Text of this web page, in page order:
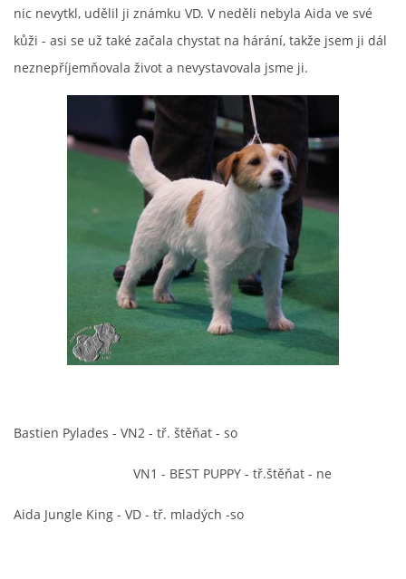
nic nevytkl, udělil ji známku VD. V neděli nebyla Aida ve své
kůži - asi se už také začala chystat na hárání, takže jsem ji dál
neznepříjemňovala život a nevystavovala jsme ji.
Bastien Pylades - VN2 - tř. štěňat - so
VN1 - BEST PUPPY - tř.štěňat - ne
Aida Jungle King - VD - tř. mladých -so